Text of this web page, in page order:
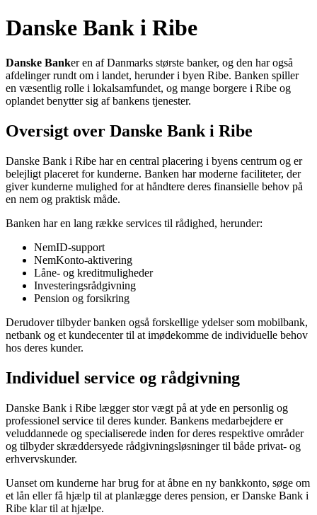
Danske Bank i Ribe
Danske Banker en af Danmarks største banker, og den har også
afdelinger rundt om i landet, herunder i byen Ribe. Banken spiller
en væsentlig rolle i lokalsamfundet, og mange borgere i Ribe og
oplandet benytter sig af bankens tjenester.
Oversigt over Danske Bank i Ribe
Danske Bank i Ribe har en central placering i byens centrum og er
belejligt placeret for kunderne. Banken har moderne faciliteter, der
giver kunderne mulighed for at håndtere deres finansielle behov på
en nem og praktisk måde.
Banken har en lang række services til rådighed, herunder:
NemID-support
NemKonto-aktivering
Låne- og kreditmuligheder
Investeringsrådgivning
Pension og forsikring
Derudover tilbyder banken også forskellige ydelser som mobilbank,
netbank og et kundecenter til at imødekomme de individuelle behov
hos deres kunder.
Individuel service og rådgivning
Danske Bank i Ribe lægger stor vægt på at yde en personlig og
professionel service til deres kunder. Bankens medarbejdere er
veluddannede og specialiserede inden for deres respektive områder
og tilbyder skræddersyede rådgivningsløsninger til både privat- og
erhvervskunder.
Uanset om kunderne har brug for at åbne en ny bankkonto, søge om
et lån eller få hjælp til at planlægge deres pension, er Danske Bank i
Ribe klar til at hjælpe.